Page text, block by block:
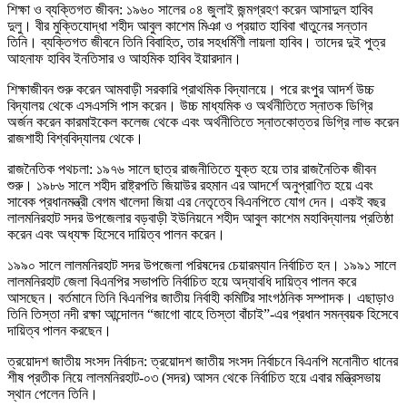
শিক্ষা ও ব্যক্তিগত জীবন: ১৯৬০ সালের ০৪ জুলাই জন্মগ্রহণ করেন আসাদুল হাবিব
দুলু। বীর মুক্তিযোদ্ধা শহীদ আবুল কাশেম মিঞা ও প্রয়াত হাবিবা খাতুনের সন্তান
তিনি। ব্যক্তিগত জীবনে তিনি বিবাহিত, তার সহধর্মিণী লায়লা হাবিব। তাদের দুই পুত্র
আহনাফ হাবিব ইনতিসার ও আহমিক হাবিব ইয়ারদান।
শিক্ষাজীবন শুরু করেন আমবাড়ী সরকারি প্রাথমিক বিদ্যালয়ে। পরে রংপুর আদর্শ উচ্চ
বিদ্যালয় থেকে এসএসসি পাস করেন। উচ্চ মাধ্যমিক ও অর্থনীতিতে স্নাতক ডিগ্রি
অর্জন করেন কারমাইকেল কলেজ থেকে এবং অর্থনীতিতে স্নাতকোত্তর ডিগ্রি লাভ করেন
রাজশাহী বিশ্ববিদ্যালয় থেকে।
রাজনৈতিক পথচলা: ১৯৭৬ সালে ছাত্র রাজনীতিতে যুক্ত হয়ে তার রাজনৈতিক জীবন
শুরু। ১৯৮৬ সালে শহীদ রাষ্ট্রপতি জিয়াউর রহমান এর আদর্শে অনুপ্রাণিত হয়ে এবং
সাবেক প্রধানমন্ত্রী বেগম খালেদা জিয়া এর নেতৃত্বে বিএনপিতে যোগ দেন। একই বছর
লালমনিরহাট সদর উপজেলার বড়বাড়ী ইউনিয়নে শহীদ আবুল কাশেম মহাবিদ্যালয় প্রতিষ্ঠা
করেন এবং অধ্যক্ষ হিসেবে দায়িত্ব পালন করেন।
১৯৯০ সালে লালমনিরহাট সদর উপজেলা পরিষদের চেয়ারম্যান নির্বাচিত হন। ১৯৯১ সালে
লালমনিরহাট জেলা বিএনপির সভাপতি নির্বাচিত হয়ে অদ্যাবধি দায়িত্ব পালন করে
আসছেন। বর্তমানে তিনি বিএনপির জাতীয় নির্বাহী কমিটির সাংগঠনিক সম্পাদক। এছাড়াও
তিনি তিস্তা নদী রক্ষা আন্দোলন “জাগো বাহে তিস্তা বাঁচাই”-এর প্রধান সমন্বয়ক হিসেবে
দায়িত্ব পালন করছেন।
ত্রয়োদশ জাতীয় সংসদ নির্বাচন: ত্রয়োদশ জাতীয় সংসদ নির্বাচনে বিএনপি মনোনীত ধানের
শীষ প্রতীক নিয়ে লালমনিরহাট-০৩ (সদর) আসন থেকে নির্বাচিত হয়ে এবার মন্ত্রিসভায়
স্থান পেলেন তিনি।